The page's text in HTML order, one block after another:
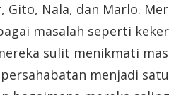
Gito, Nala, dan Marlo.
masalah seperti
sulit menikmati
menjadi